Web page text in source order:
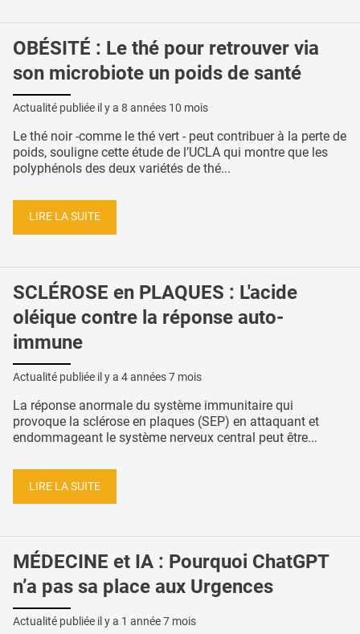
OBÉSITÉ : Le thé pour retrouver via
son microbiote un poids de santé
Actualité publiée il y a 8 années 10 mois
Le thé noir -comme le thé vert - peut contribuer à la perte de
poids, souligne cette étude de l’UCLA qui montre que les
polyphénols des deux variétés de thé...
LIRE LA SUITE
SCLÉROSE en PLAQUES : L'acide
oléique contre la réponse auto-
immune
Actualité publiée il y a 4 années 7 mois
La réponse anormale du système immunitaire qui
provoque la sclérose en plaques (SEP) en attaquant et
endommageant le système nerveux central peut être...
LIRE LA SUITE
MÉDECINE et IA : Pourquoi ChatGPT
n’a pas sa place aux Urgences
Actualité publiée il y a 1 année 7 mois